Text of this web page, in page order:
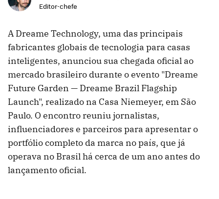
Editor-chefe
A Dreame Technology, uma das principais
fabricantes globais de tecnologia para casas
inteligentes, anunciou sua chegada oficial ao
mercado brasileiro durante o evento "Dreame
Future Garden — Dreame Brazil Flagship
Launch", realizado na Casa Niemeyer, em São
Paulo. O encontro reuniu jornalistas,
influenciadores e parceiros para apresentar o
portfólio completo da marca no país, que já
operava no Brasil há cerca de um ano antes do
lançamento oficial.